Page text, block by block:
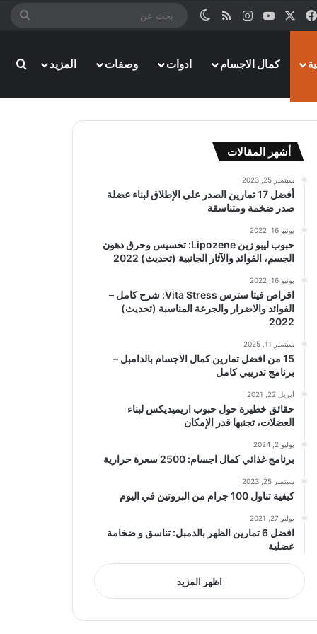
فيسبوك ‫YouTubeانستقرامملخص الموقع RSS
الوضع المظلم
بحث
كمال الاجسام ادوات وصفات المزيد
أشهر المقالات
سبتمبر 25, 2023
أفضل 17 تمارين الصدر على الإطلاق لبناء عضلة
صدر ضخمة ومتناسقة
يونيو 16, 2022
حبوب ليبو زين Lipozene: تخسيس وحرق دهون
الجسم، الفوائد والآثار الجانبية (تحديث) 2022
يونيو 16, 2022
اقراص فيتا سترس Vita Stress: شرح كامل –
الفوائد والاضرار والجرعة المناسبة (تحديث)
2022
سبتمبر 11, 2025
15 من افضل تمارين كمال الاجسام بالدامبل –
برنامج تدريبي كامل
أبريل 22, 2021
حقائق خطيرة حول حبوب اريميديكس لبناء
العضلات، تجنبها قدر الإمكان
يوليو 2, 2024
برنامج غذائي كمال اجسام: 2500 سعرة حرارية
سبتمبر 25, 2023
كيفية تناول 100 جرام من البروتين في اليوم
يوليو 27, 2021
افضل 6 تمارين الظهر بالدمبل: تناسق و ضخامة
عضلية
اظهر المزيد